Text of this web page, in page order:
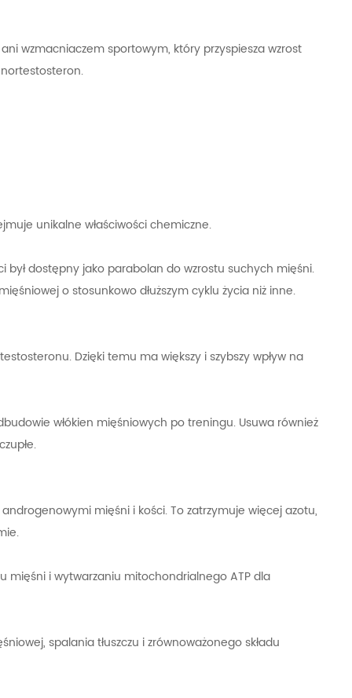
wzmacniaczem sportowym, który przyspiesza wzrost
unikalne właściwości chemiczne.
był dostępny jako parabolan do wzrostu suchych mięśni.
o stosunkowo dłuższym cyklu życia niż inne.
Dzięki temu ma większy i szybszy wpływ na
włókien mięśniowych po treningu. Usuwa również
mięśni i kości. To zatrzymuje więcej azotu,
mięśni i wytwarzaniu mitochondrialnego ATP dla
spalania tłuszczu i zrównoważonego składu